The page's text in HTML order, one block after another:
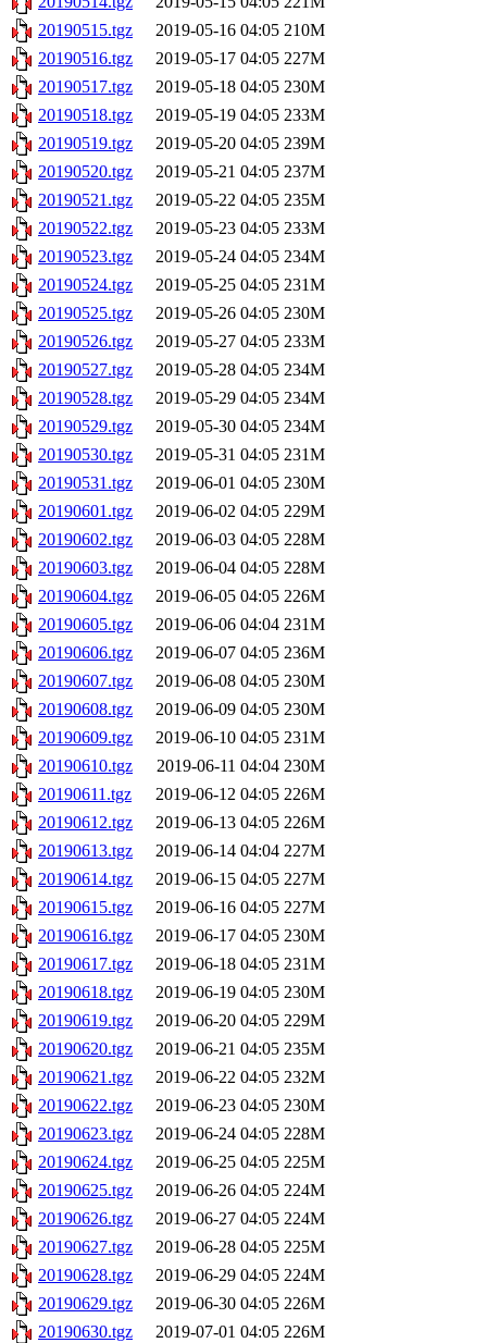
20190515.tgz
2019-05-16 04:05 210M
20190516.tgz
2019-05-17 04:05 227M
20190517.tgz
2019-05-18 04:05 230M
20190518.tgz
2019-05-19 04:05 233M
20190519.tgz
2019-05-20 04:05 239M
20190520.tgz
2019-05-21 04:05 237M
20190521.tgz
2019-05-22 04:05 235M
20190522.tgz
2019-05-23 04:05 233M
20190523.tgz
2019-05-24 04:05 234M
20190524.tgz
2019-05-25 04:05 231M
20190525.tgz
2019-05-26 04:05 230M
20190526.tgz
2019-05-27 04:05 233M
20190527.tgz
2019-05-28 04:05 234M
20190528.tgz
2019-05-29 04:05 234M
20190529.tgz
2019-05-30 04:05 234M
20190530.tgz
2019-05-31 04:05 231M
20190531.tgz
2019-06-01 04:05 230M
20190601.tgz
2019-06-02 04:05 229M
20190602.tgz
2019-06-03 04:05 228M
20190603.tgz
2019-06-04 04:05 228M
20190604.tgz
2019-06-05 04:05 226M
20190605.tgz
2019-06-06 04:04 231M
20190606.tgz
2019-06-07 04:05 236M
20190607.tgz
2019-06-08 04:05 230M
20190608.tgz
2019-06-09 04:05 230M
20190609.tgz
2019-06-10 04:05 231M
20190610.tgz
2019-06-11 04:04 230M
20190611.tgz
2019-06-12 04:05 226M
20190612.tgz
2019-06-13 04:05 226M
20190613.tgz
2019-06-14 04:04 227M
20190614.tgz
2019-06-15 04:05 227M
20190615.tgz
2019-06-16 04:05 227M
20190616.tgz
2019-06-17 04:05 230M
20190617.tgz
2019-06-18 04:05 231M
20190618.tgz
2019-06-19 04:05 230M
20190619.tgz
2019-06-20 04:05 229M
20190620.tgz
2019-06-21 04:05 235M
20190621.tgz
2019-06-22 04:05 232M
20190622.tgz
2019-06-23 04:05 230M
20190623.tgz
2019-06-24 04:05 228M
20190624.tgz
2019-06-25 04:05 225M
20190625.tgz
2019-06-26 04:05 224M
20190626.tgz
2019-06-27 04:05 224M
20190627.tgz
2019-06-28 04:05 225M
20190628.tgz
2019-06-29 04:05 224M
20190629.tgz
2019-06-30 04:05 226M
20190630.tgz
2019-07-01 04:05 226M